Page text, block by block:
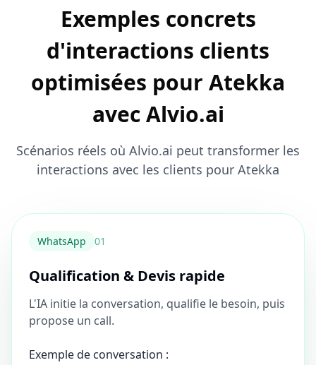
Exemples concrets
d'interactions clients
optimisées pour Atekka
avec Alvio.ai
Scénarios réels où Alvio.ai peut transformer les
interactions avec les clients pour Atekka
WhatsApp 01
Qualification & Devis rapide
L'IA initie la conversation, qualifie le besoin, puis
propose un call.
Exemple de conversation :